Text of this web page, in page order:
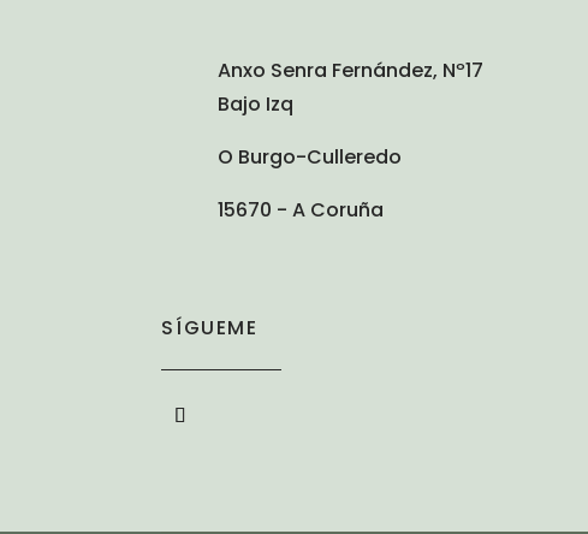
Anxo Senra Fernández, Nº17
Bajo Izq
O Burgo-Culleredo
15670 - A Coruña
SÍGUEME